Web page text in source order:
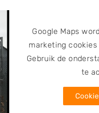
Google Maps
marketing
Gebruik de
te